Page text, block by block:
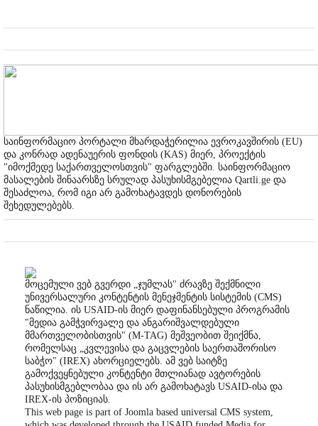
საინფორმაციო პორტალი მხარდაჭერილია ევროკავშირის (EU)
და კონრად ადენაუერის ფონდის (KAS) მიერ, პროექტის
"იმოქმედე საქართველოსთვის" ფარგლებში. საინფორმაციო
მასალების შინაარსზე სრულად პასუხისმგებელია Qartli.ge და
შესაძლოა, რომ იგი არ გამოხატავდეს დონორების
შეხედულებებს.
მოცემული ვებ გვერდი „ჯუმლას" ძრავზე შექმნილი
უნივერსალური კონტენტის მენეჯმენტის სისტემის (CMS)
ნაწილია. ის USAID-ის მიერ დაფინანსებული პროგრამის
"მედია გამჭვირვალე და ანგარიშვალდებული
მმართველობისთვის" (M-TAG) მეშვეობით შეიქმნა,
რომელსაც „კვლევისა და გაცვლების საერთაშორისო
საბჭო" (IREX) ახორციელებს. ამ ვებ საიტზე
გამოქვეყნებული კონტენტი მთლიანად ავტორების
პასუხისმგებლობაა და ის არ გამოხატავს USAID-ისა და
IREX-ის პოზიციას.
This web page is part of Joomla based universal CMS system,